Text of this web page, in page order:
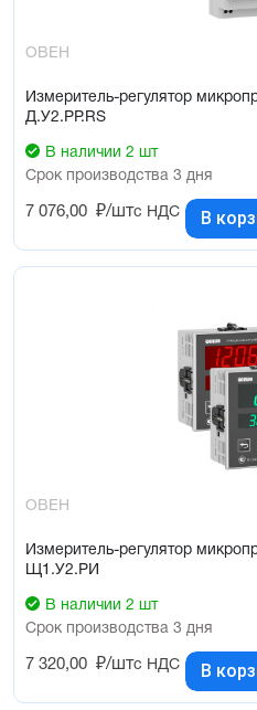
ОВЕН
Измеритель-регулятор
Д.У2.РР.RS
В наличии 2 шт
Срок производства 3 дня
7 076,00 ₽/штс НДС В
ОВЕН
Измеритель-регулятор
Щ1.У2.РИ
В наличии 2 шт
Срок производства 3 дня
7 320,00 ₽/штс НДС В